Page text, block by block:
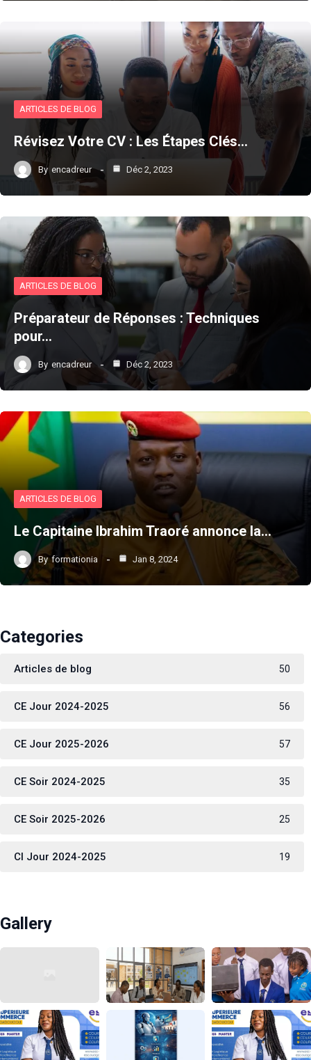
ARTICLES DE BLOG
Révisez Votre CV : Les Étapes Clés…
By encadreur Déc 2, 2023
ARTICLES DE BLOG
Préparateur de Réponses : Techniques
pour…
By encadreur Déc 2, 2023
ARTICLES DE BLOG
Le Capitaine Ibrahim Traoré annonce la…
By formationia Jan 8, 2024
Categories
Articles de blog 50
CE Jour 2024-2025 56
CE Jour 2025-2026 57
CE Soir 2024-2025 35
CE Soir 2025-2026 25
CI Jour 2024-2025 19
Gallery